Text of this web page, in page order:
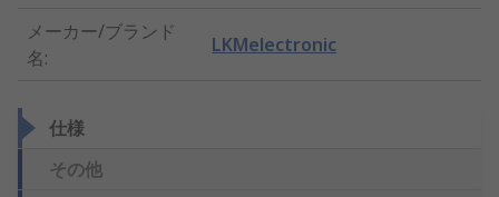
メーカー/ブランド
名:
LKMelectronic
仕様
その他